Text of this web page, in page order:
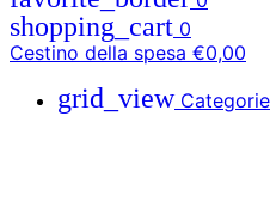
shopping_cart 0
Cestino della spesa €0,00
grid_viewCategorie